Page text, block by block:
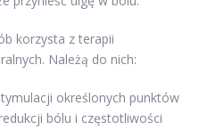
korzysta z terapii
Należą do nich:
określonych punktów
bólu i częstotliwości